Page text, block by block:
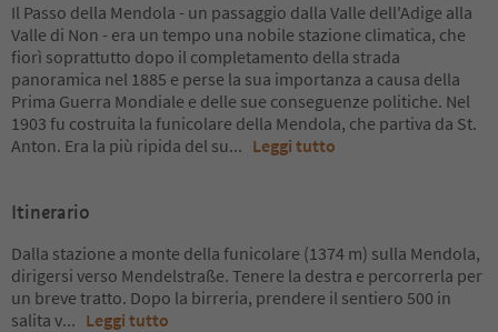
Il Passo della Mendola - un passaggio dalla Valle dell'Adige alla
Valle di Non - era un tempo una nobile stazione climatica, che
fiorì soprattutto dopo il completamento della strada
panoramica nel 1885 e perse la sua importanza a causa della
Prima Guerra Mondiale e delle sue conseguenze politiche. Nel
1903 fu costruita la funicolare della Mendola, che partiva da St.
Anton. Era la più ripida del su... Leggi tutto
Itinerario
Dalla stazione a monte della funicolare (1374 m) sulla Mendola,
dirigersi verso Mendelstraße. Tenere la destra e percorrerla per
un breve tratto. Dopo la birreria, prendere il sentiero 500 in
salita v... Leggi tutto